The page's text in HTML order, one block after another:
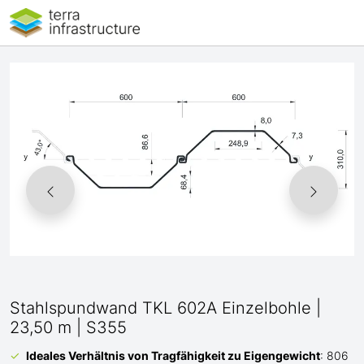
Stahlspundwand TKL 602A Einzelbohle |
23,50 m | S355
Ideales Verhältnis von Tragfähigkeit zu Eigengewicht: 806